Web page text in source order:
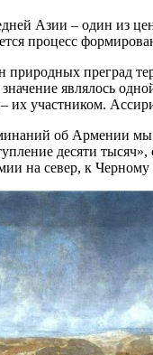
Азии – один из
процесс
преград
значение являлось
их участником.
об Армении мы
десяти
на север, к